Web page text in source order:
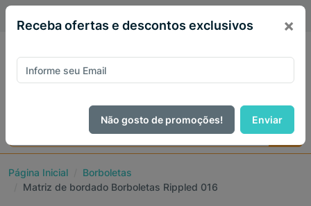
Página Inicial
Borboletas
Matriz de bordado Borboletas Rippled 016
Receba ofertas e descontos exclusivos ×
Não gosto de promoções! Enviar